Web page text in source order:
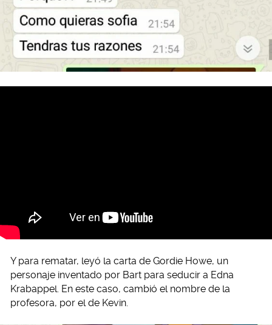
Y para rematar, leyó la carta de Gordie Howe, un
personaje inventado por Bart para seducir a Edna
Krabappel. En este caso, cambió el nombre de la
profesora, por el de Kevin.